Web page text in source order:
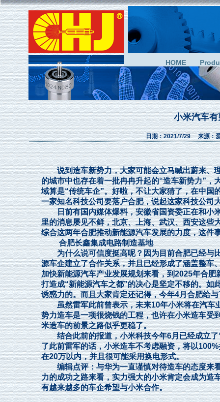
HOME
小米汽车
日期：2021/7/29 来源：
说到造车新势力，大家可能会立马喊出蔚来、理
的城市中也存在着一批冉冉升起的“造车新势力”，
域算是“传统车企”。好啦，不让大家猜了，在中国
一家知名科技公司要落户合肥，说起这家科技公
日前有国内媒体爆料，安徽省国资委正在和小米
里的消息屡见不鲜，北京、上海、武汉、西安这些
综合这两年合肥推动新能源汽车发展的力度，这件
合肥长鑫集成电路制造基地
为什么说可信度挺高呢？因为目前合肥已经与比
源车企建立了合作关系，并且已经形成了涵盖整车
加快新能源汽车产业发展规划来看，到2025年合
打造成“新能源汽车之都”的决心是坚定不移的。如
诱惑力的。而且大家肯定还记得，今年4月合肥
虽然雷军此前曾表示，未来10年小米将在汽车业
势力造车是一项很烧钱的工程，也许在小米造车受
米造车的前景之路似乎更稳了。
结合此前的报道，小米科技今年6月已经成立了“
了此前雷军的话，小米造车不考虑融资，将以
在20万以内，并且很可能采用换电形式。
编辑点评：与华为一直谨慎对待造车的态度来看
力的成功之路来看，实力强大的小米肯定会成为造
有越来越多的车企希望与小米合作。